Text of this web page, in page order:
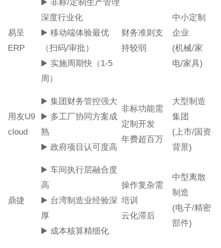
易呈
ERP
▶️ 非标/定制生产管理
深度行业化
▶️ 移动端体验最优
（扫码/审批）
▶️ 实施周期快（1-5
周）
财务准则支
持较弱
中小定制
企业
(机械/家
电/家具)
用友U9
cloud
▶️ 集团财务管控强大
▶️ 多工厂协同方案成
熟
▶️ 政府项目认可度高
非标功能需
定制开发
年费超百万
大型制造
集团
(上市/国资
背景)
鼎捷
▶️ 车间执行层融合度
高
▶️ 台湾制造业经验深
厚
▶️ 成本核算精细化
操作复杂需
培训
云化滞后
中型离散
制造
(电子/精密
部件)